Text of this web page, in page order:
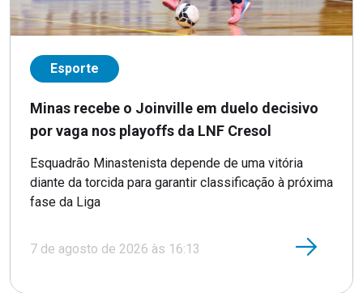
Esporte
Minas recebe o Joinville em duelo decisivo
por vaga nos playoffs da LNF Cresol
Esquadrão Minastenista depende de uma vitória
diante da torcida para garantir classificação à próxima
fase da Liga
7 de agosto de 2026 às 16:13